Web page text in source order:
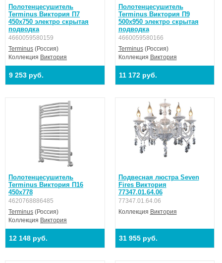
Полотенцесушитель
Terminus Виктория П7
450х750 электро скрытая
подводка
4660059580159
Terminus (Россия)
Коллекция Виктория
9 253 руб.
Полотенцесушитель
Terminus Виктория П9
500х950 электро скрытая
подводка
4660059580166
Terminus(Россия)
Коллекция Виктория
11 172 руб.
Полотенцесушитель
Terminus Виктория П16
450х778
4620768886485
Terminus (Россия)
Коллекция Виктория
12 148 руб.
Подвесная люстра Seven
Fires Виктория
77347.01.64.06
77347.01.64.06
Коллекция Виктория
31 955 руб.